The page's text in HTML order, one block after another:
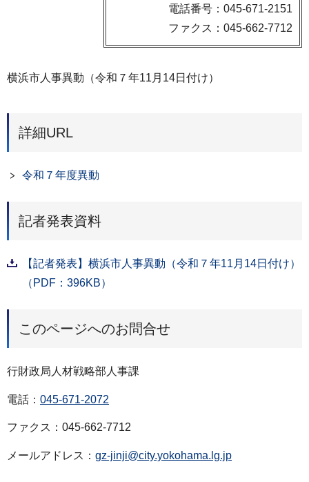
電話番号：045-671-2151
ファクス：045-662-7712
横浜市人事異動（令和７年11月14日付け）
詳細URL
令和７年度異動
記者発表資料
【記者発表】横浜市人事異動（令和７年11月14日付け）
（PDF：396KB）
このページへのお問合せ
行財政局人材戦略部人事課
電話： 045-671-2072
ファクス：045-662-7712
メールアドレス： gz-jinji@city.yokohama.lg.jp